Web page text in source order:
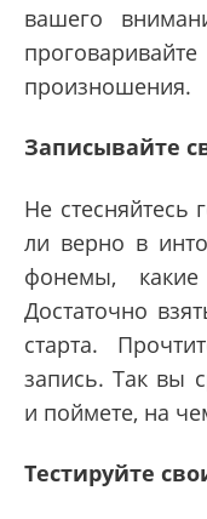
вашего
произношения.
Записывайте
Не стесняйтесь
ли верно в
фонемы,
Достаточно
старта.
запись. Так вы
и поймете, на
Тестируйте